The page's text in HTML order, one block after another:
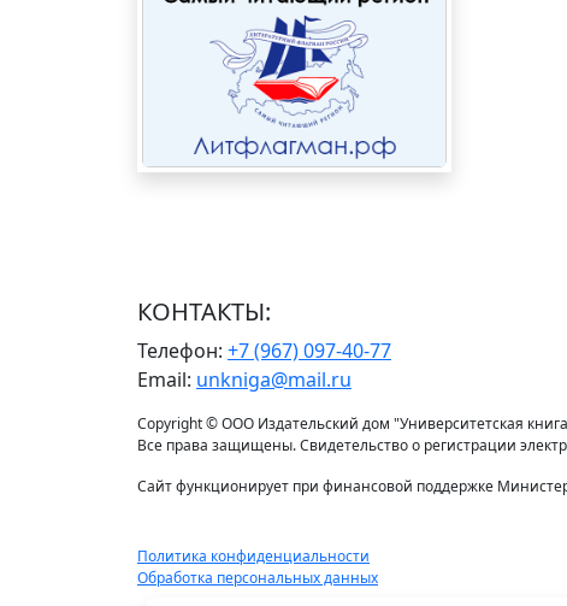
КОНТАКТЫ:
Телефон: +7 (967) 097-40-77
Email: unkniga@mail.ru
Copyright © ООО Издательский дом "Университетская
Все права защищены. Свидетельство о регистрации
Сайт функционирует при финансовой поддержке
Политика конфиденциальности
Обработка персональных данных